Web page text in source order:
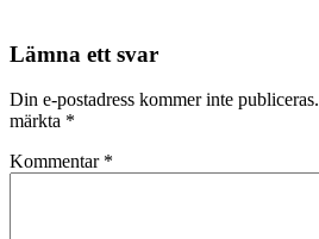
Lämna ett svar
Din e-postadress kommer inte publiceras.
märkta *
Kommentar *